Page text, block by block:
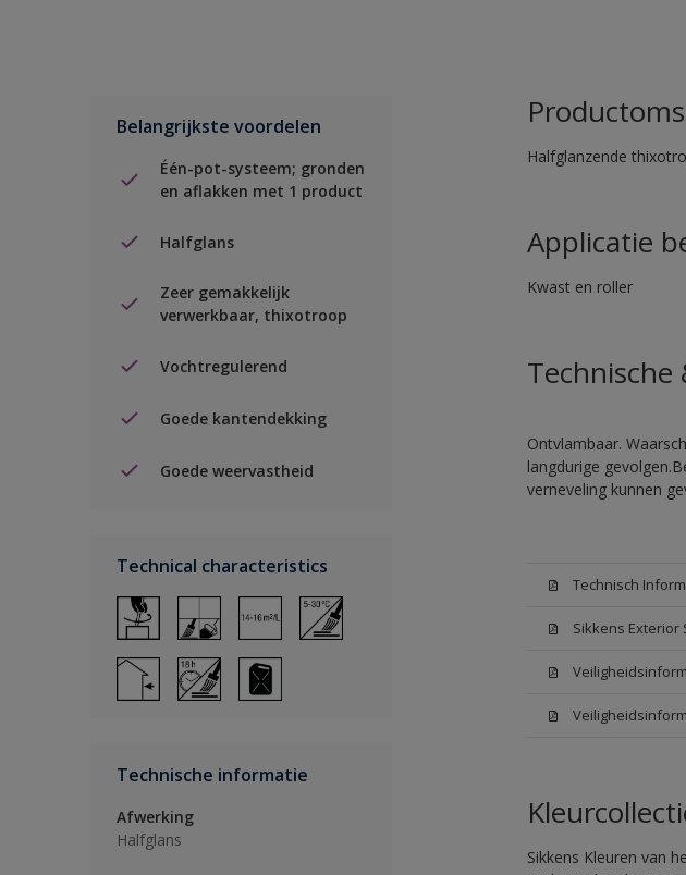
Belangrijkste voordelen
Één-pot-systeem; gronden
en aflakken met 1 product
Halfglans
Zeer gemakkelijk
verwerkbaar, thixotroop
Vochtregulerend
Goede kantendekking
Goede weervastheid
Technical characteristics
Technische informatie
Afwerking
Halfglans
Halfglanzende
Applicatie
Kwast en roller
Ontvlambaar.
langdurige
verneveling kunnen
Technisch
Sikkens Exterior
Sikkens Kleuren van